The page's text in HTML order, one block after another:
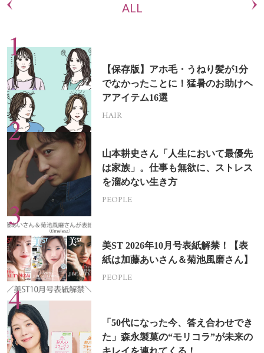
ALL
【保存版】アホ毛・うねり髪が1分
でなかったことに！猛暑のお助けヘ
アアイテム16選
HAIR
山本耕史さん「人生において最優先
は家族」。仕事も無欲に、ストレス
を溜めない生き方
PEOPLE
美ST 2026年10月号表紙解禁！【表
紙は加藤あいさん＆菊池風磨さん】
PEOPLE
「50代になった今、答え合わせでき
た」森永製菓の“モリコラ”が未来の